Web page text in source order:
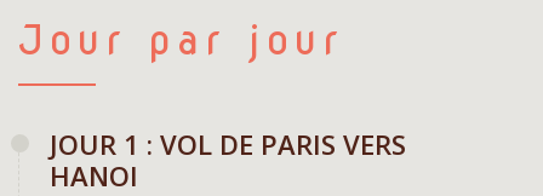
Jour par jour
JOUR 1 : VOL DE PARIS VERS
HANOI